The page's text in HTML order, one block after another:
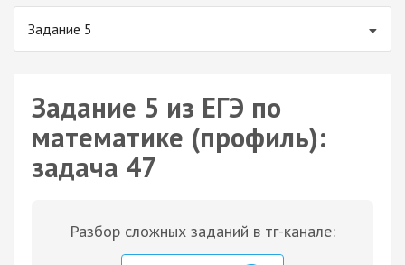
Задание 5
Задание 5 из ЕГЭ по
математике (профиль):
задача 47
Разбор сложных заданий в тг-канале: